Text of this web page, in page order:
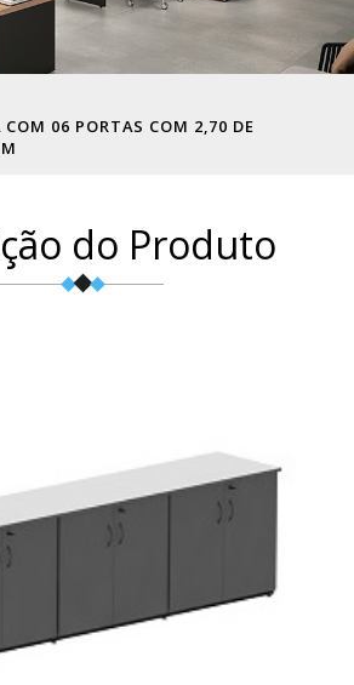
COM 06 PORTAS COM 2,70 DE
do Produto